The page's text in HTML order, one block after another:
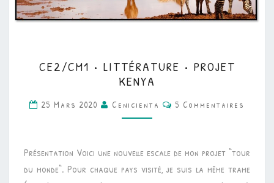
•
LITTÉRATURE
•
PROJET
CE2/CM1 • LITTÉRATURE • PROJET
KENYA
25 Mars 2020 Cenicienta Commentaires
5 Commentaires
Présentation Voici une nouvelle escale de mon projet “tour
du monde“. Pour chaque pays visité, je suis la même trame